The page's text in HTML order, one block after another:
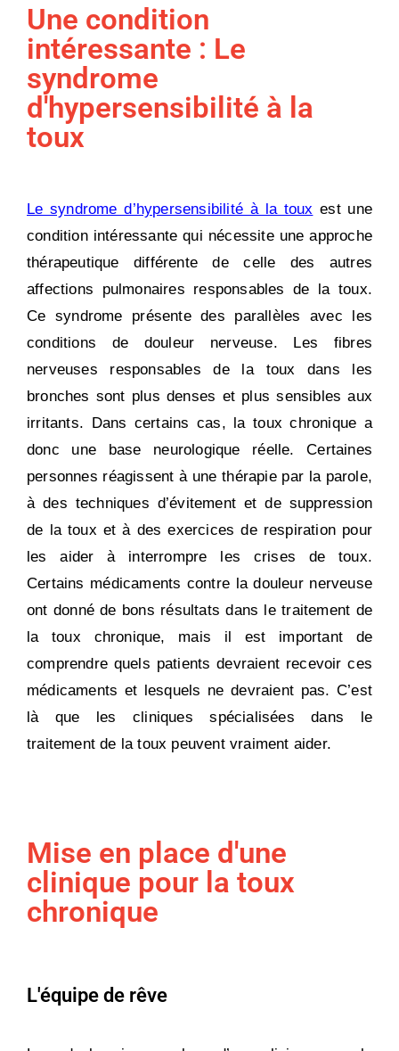
Une condition
intéressante : Le
syndrome
d'hypersensibilité à la
toux
Le syndrome d’hypersensibilité à la toux est une
condition intéressante qui nécessite une approche
thérapeutique différente de celle des autres
affections pulmonaires responsables de la toux.
Ce syndrome présente des parallèles avec les
conditions de douleur nerveuse. Les fibres
nerveuses responsables de la toux dans les
bronches sont plus denses et plus sensibles aux
irritants. Dans certains cas, la toux chronique a
donc une base neurologique réelle. Certaines
personnes réagissent à une thérapie par la parole,
à des techniques d’évitement et de suppression
de la toux et à des exercices de respiration pour
les aider à interrompre les crises de toux.
Certains médicaments contre la douleur nerveuse
ont donné de bons résultats dans le traitement de
la toux chronique, mais il est important de
comprendre quels patients devraient recevoir ces
médicaments et lesquels ne devraient pas. C’est
là que les cliniques spécialisées dans le
traitement de la toux peuvent vraiment aider.
Mise en place d'une
clinique pour la toux
chronique
L'équipe de rêve